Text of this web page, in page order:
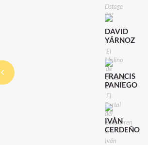
Dstage
2**
DAVID
YÁRNOZ
El
Molino
de
Urdániz
2**
FRANCIS
PANIEGO
El
Portal
del
Echaurren
2**
IVÁN
CERDEÑO
Iván